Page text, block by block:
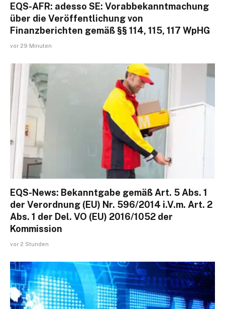
EQS-AFR: adesso SE: Vorabbekanntmachung
über die Veröffentlichung von
Finanzberichten gemäß §§ 114, 115, 117 WpHG
vor 29 Minuten
EQS-News: Bekanntgabe gemäß Art. 5 Abs. 1
der Verordnung (EU) Nr. 596/2014 i.V.m. Art. 2
Abs. 1 der Del. VO (EU) 2016/1052 der
Kommission
vor 2 Stunden